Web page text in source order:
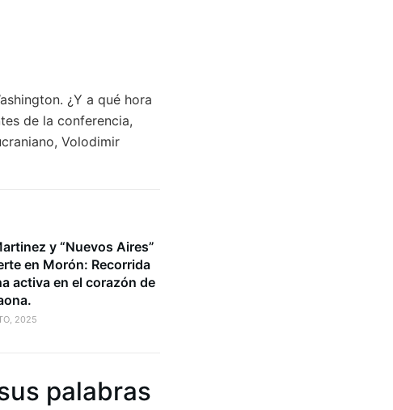
¿Y a qué hora
de la conferencia,
Volodimir
y “Nuevos Aires”
en Morón: Recorrida
activa en el corazón de
2025
palabras